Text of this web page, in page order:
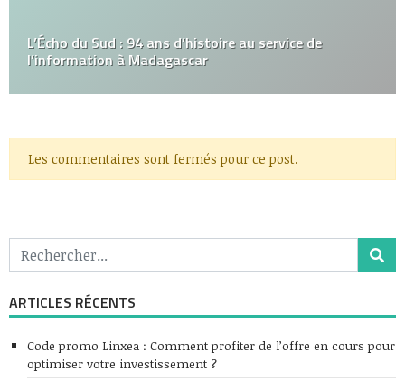
L’Écho du Sud : 94 ans d’histoire au service de
l’information à Madagascar
Les commentaires sont fermés pour ce post.
ARTICLES RÉCENTS
Code promo Linxea : Comment profiter de l’offre en cours pour
optimiser votre investissement ?